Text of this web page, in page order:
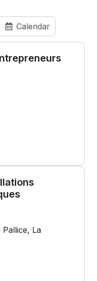
Calendar
Pallice, La